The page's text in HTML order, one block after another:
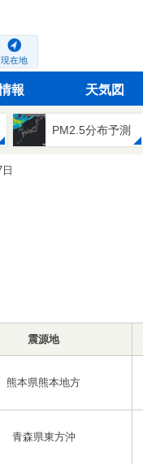
現在地
報 天気図
PM2.5分布予測
震源地
熊本県熊本地方
青森県東方沖